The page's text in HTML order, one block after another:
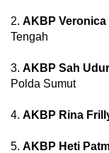
2. AKBP
Tengah
3. AKBP Sah
Polda Sumut
4. AKBP Rina
5. AKBP Heti